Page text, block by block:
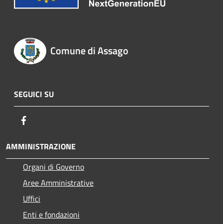
Comune di Assago
SEGUICI SU
AMMINISTRAZIONE
Organi di Governo
Aree Amministrative
Uffici
Enti e fondazioni